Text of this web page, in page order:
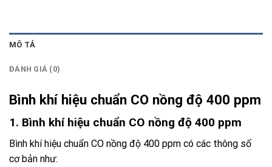
MÔ TẢ
ĐÁNH GIÁ (0)
Bình khí hiệu chuẩn CO nồng độ 400 ppm
1. Bình khí hiệu chuẩn CO nồng độ 400 ppm
Bình khí hiệu chuẩn CO nồng độ 400 ppm có các thông số
cơ bản như: